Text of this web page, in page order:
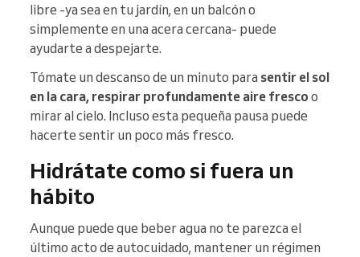
libre -ya sea en tu jardín, en un balcón o
simplemente en una acera cercana- puede
ayudarte a despejarte.
Tómate un descanso de un minuto para sentir el sol
en la cara, respirar profundamente aire fresco o
mirar al cielo. Incluso esta pequeña pausa puede
hacerte sentir un poco más fresco.
Hidrátate como si fuera un
hábito
Aunque puede que beber agua no te parezca el
último acto de autocuidado, mantener un régimen